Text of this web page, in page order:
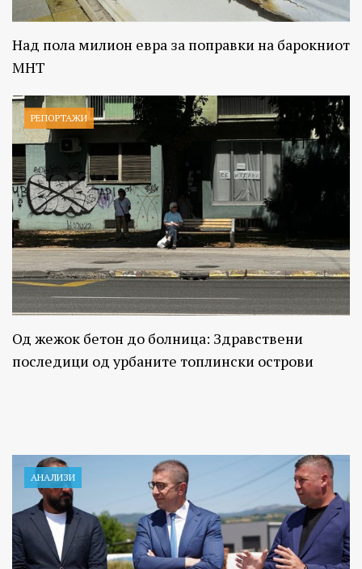
Над пола милион евра за поправки на барокниот
МНТ
РЕПОРТАЖИ
Од жежок бетон до болница: Здравствени
последици од урбаните топлински острови
АНАЛИЗИ